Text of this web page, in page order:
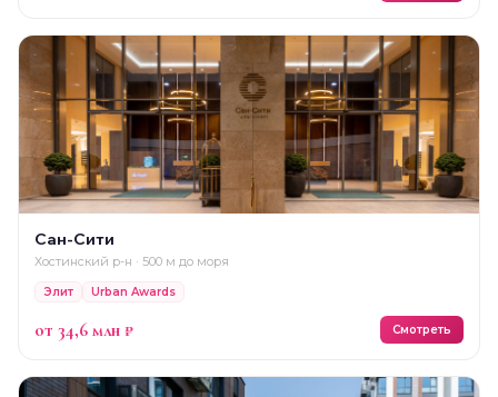
Сан-Сити
Хостинский р-н · 500 м до моря
Элит Urban Awards
от 34,6 млн ₽ Смотреть